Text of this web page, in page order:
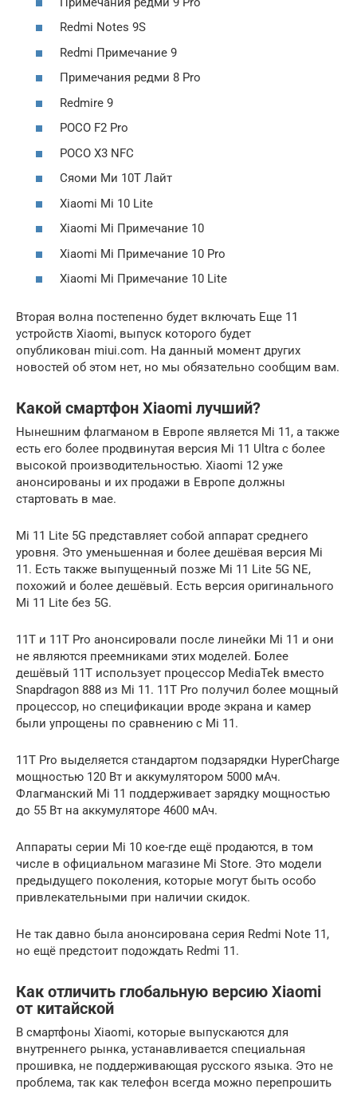
Redmi Notes 9S
Redmi Примечание 9
Примечания редми 8 Pro
Redmire 9
POCO F2 Pro
POCO Х3 NFC
Сяоми Ми 10Т Лайт
Xiaomi Mi 10 Lite
Xiaomi Mi Примечание 10
Xiaomi Mi Примечание 10 Pro
Xiaomi Mi Примечание 10 Lite
Вторая волна постепенно будет включать Еще 11
устройств Xiaomi, выпуск которого будет
опубликован miui.com. На данный момент других
новостей об этом нет, но мы обязательно сообщим вам.
Какой смартфон Xiaomi лучший?
Нынешним флагманом в Европе является Mi 11, а также
есть его более продвинутая версия Mi 11 Ultra с более
высокой производительностью. Xiaomi 12 уже
анонсированы и их продажи в Европе должны
стартовать в мае.
Mi 11 Lite 5G представляет собой аппарат среднего
уровня. Это уменьшенная и более дешёвая версия Mi
11. Есть также выпущенный позже Mi 11 Lite 5G NE,
похожий и более дешёвый. Есть версия оригинального
Mi 11 Lite без 5G.
11T и 11T Pro анонсировали после линейки Mi 11 и они
не являются преемниками этих моделей. Более
дешёвый 11T использует процессор MediaTek вместо
Snapdragon 888 из Mi 11. 11T Pro получил более мощный
процессор, но спецификации вроде экрана и камер
были упрощены по сравнению с Mi 11.
11T Pro выделяется стандартом подзарядки HyperCharge
мощностью 120 Вт и аккумулятором 5000 мАч.
Флагманский Mi 11 поддерживает зарядку мощностью
до 55 Вт на аккумуляторе 4600 мАч.
Аппараты серии Mi 10 кое-где ещё продаются, в том
числе в официальном магазине Mi Store. Это модели
предыдущего поколения, которые могут быть особо
привлекательными при наличии скидок.
Не так давно была анонсирована серия Redmi Note 11,
но ещё предстоит подождать Redmi 11.
Как отличить глобальную версию Xiaomi
от китайской
В смартфоны Xiaomi, которые выпускаются для
внутреннего рынка, устанавливается специальная
прошивка, не поддерживающая русского языка. Это не
проблема, так как телефон всегда можно перепрошить